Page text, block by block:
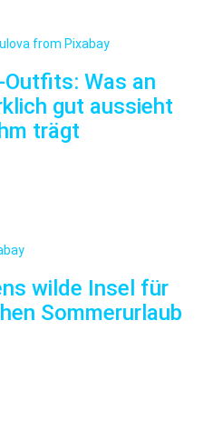
Was an
gut aussieht
trägt
wilde Insel für
Sommerurlaub